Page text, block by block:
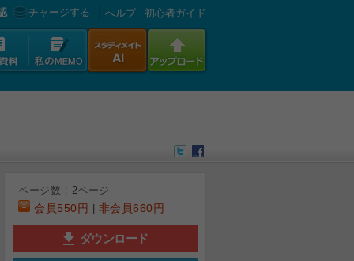
チャージする へルプ 初心者ガイド
ページ数 : 2ページ
会員550円 非会員660円
ダウンロード